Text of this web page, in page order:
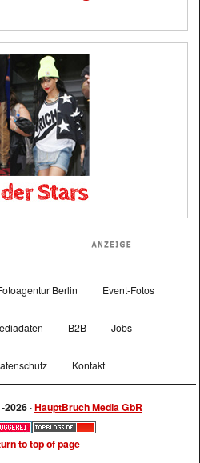
Berlin Event-Fotos
B2B Jobs
Kontakt
·HauptBruch Media GbR
to top of page